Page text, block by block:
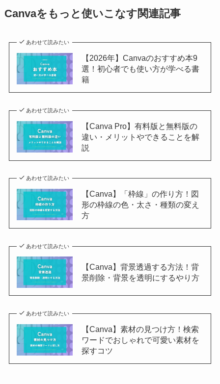
Canvaをもっと使いこなす関連記事
あわせて読みたい
【2026年】Canvaのおすすめ本9
選！初心者でも使い方が学べる書
籍
あわせて読みたい
【Canva Pro】有料版と無料版の
違い・メリットやできることを解
説
あわせて読みたい
【Canva】「枠線」の作り方！図
形の枠線の色・太さ・種類の変え
方
あわせて読みたい
【Canva】背景透過する方法！背
景削除・背景を透明にするやり方
あわせて読みたい
【Canva】素材の見つけ方！検索
ワードでおしゃれで可愛い素材を
探すコツ